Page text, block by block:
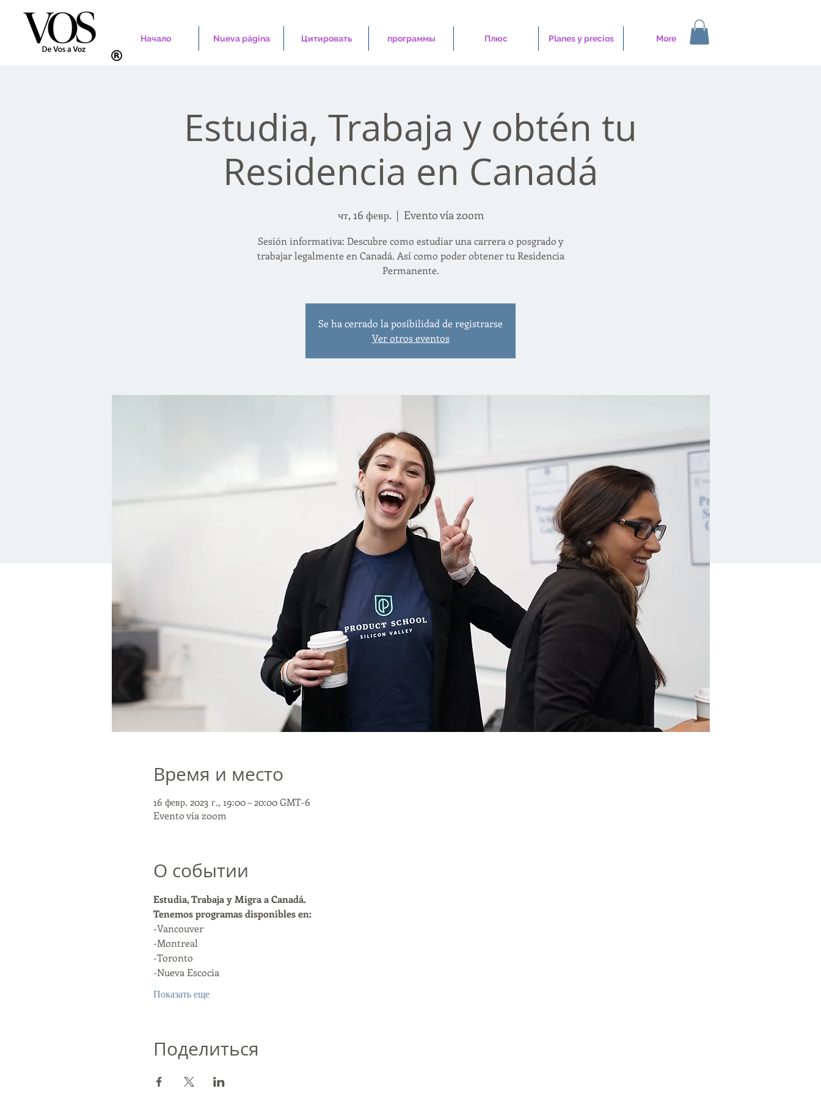
Начало Nueva página Цитировать программы Плюс Planes y precios More
Estudia, Trabaja y obtén tu
Residencia en Canadá
чт, 16 февр.
  |
Evento vía zoom
Sesión informativa: Descubre como estudiar una carrera o posgrado y
trabajar legalmente en Canadá. Así como poder obtener tu Residencia
Permanente.
Se ha cerrado la posibilidad de registrarse
Ver otros eventos
Время и место
16 февр. 2023 г., 19:00 – 20:00 GMT-6
Evento vía zoom
О событии
Estudia, Trabaja y Migra a Canadá.
Tenemos programas disponibles en:
-Vancouver
-Montreal
-Toronto
-Nueva Escocia
Показать еще
Поделиться